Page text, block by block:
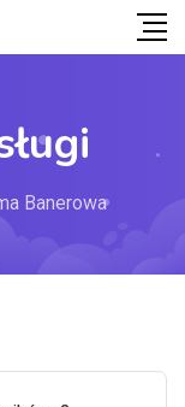
Banerowa